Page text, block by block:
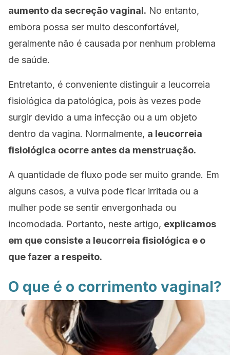
aumento da secreção vaginal. No entanto,
embora possa ser muito desconfortável,
geralmente não é causada por nenhum problema
de saúde.
Entretanto, é conveniente distinguir a leucorreia
fisiológica da patológica, pois às vezes pode
surgir devido a uma infecção ou a um objeto
dentro da vagina. Normalmente, a leucorreia
fisiológica ocorre antes da menstruação.
A quantidade de fluxo pode ser muito grande. Em
alguns casos, a vulva pode ficar irritada ou a
mulher pode se sentir envergonhada ou
incomodada. Portanto, neste artigo, explicamos
em que consiste a leucorreia fisiológica e o
que fazer a respeito.
O que é o corrimento vaginal?